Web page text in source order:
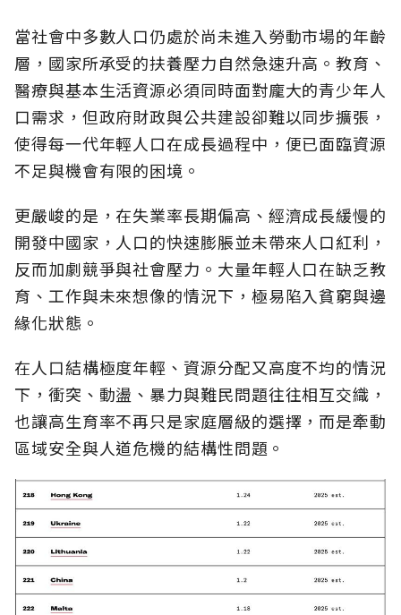
當社會中多數人口仍處於尚未進入勞動市場的年齡
層，國家所承受的扶養壓力自然急速升高。教育、
醫療與基本生活資源必須同時面對龐大的青少年人
口需求，但政府財政與公共建設卻難以同步擴張，
使得每一代年輕人口在成長過程中，便已面臨資源
不足與機會有限的困境。
更嚴峻的是，在失業率長期偏高、經濟成長緩慢的
開發中國家，人口的快速膨脹並未帶來人口紅利，
反而加劇競爭與社會壓力。大量年輕人口在缺乏教
育、工作與未來想像的情況下，極易陷入貧窮與邊
緣化狀態。
在人口結構極度年輕、資源分配又高度不均的情況
下，衝突、動盪、暴力與難民問題往往相互交織，
也讓高生育率不再只是家庭層級的選擇，而是牽動
區域安全與人道危機的結構性問題。